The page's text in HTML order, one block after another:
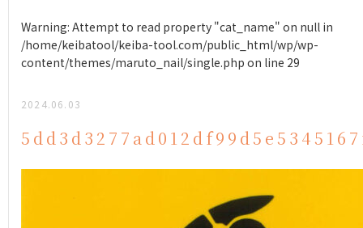
Warning: Attempt to read property "cat_name" on null in
/home/keibatool/keiba-tool.com/public_html/wp/wp-
content/themes/maruto_nail/single.php on line 29
2024.06.03